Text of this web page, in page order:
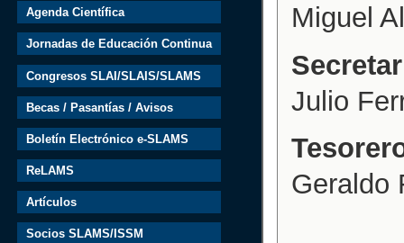
Agenda Científica
Jornadas de Educación Continua
Congresos SLAI/SLAIS/SLAMS
Becas / Pasantías / Avisos
Boletín Electrónico e-SLAMS
ReLAMS
Artículos
Socios SLAMS/ISSM
Miguel
Julio
Geraldo